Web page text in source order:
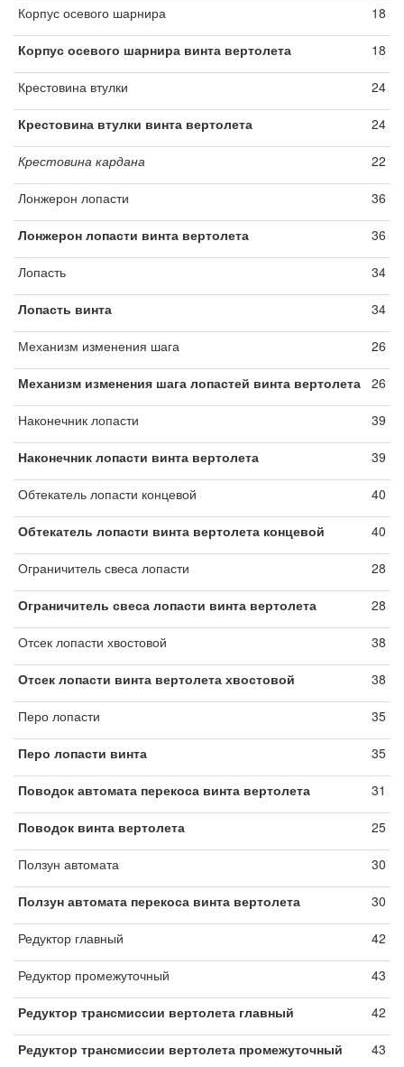
Корпус осевого шарнира 18
Корпус осевого шарнира винта вертолета 18
Крестовина втулки 24
Крестовина втулки винта вертолета 24
Крестовина кардана 22
Лонжерон лопасти 36
Лонжерон лопасти винта вертолета 36
Лопасть 34
Лопасть винта 34
Механизм изменения шага 26
Механизм изменения шага лопастей винта вертолета 26
Наконечник лопасти 39
Наконечник лопасти винта вертолета 39
Обтекатель лопасти концевой 40
Обтекатель лопасти винта вертолета концевой 40
Ограничитель свеса лопасти 28
Ограничитель свеса лопасти винта вертолета 28
Отсек лопасти хвостовой 38
Отсек лопасти винта вертолета хвостовой 38
Перо лопасти 35
Перо лопасти винта 35
Поводок автомата перекоса винта вертолета 31
Поводок винта вертолета 25
Ползун автомата 30
Ползун автомата перекоса винта вертолета 30
Редуктор главный 42
Редуктор промежуточный 43
Редуктор трансмиссии вертолета главный 42
Редуктор трансмиссии вертолета промежуточный 43